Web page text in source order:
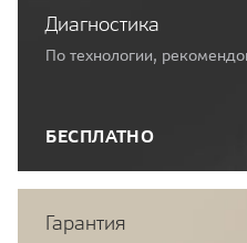
Диагностика
По технологии,
БЕСПЛАТНО
Гарантия